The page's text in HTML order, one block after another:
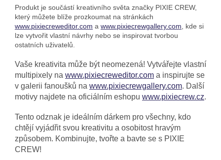
Produkt je součástí kreativního světa značky PIXIE CREW,
který můžete blíže prozkoumat na stránkách
www.pixiecreweditor.com a www.pixiecrewgallery.com , kde si
lze vytvořit vlastní návrhy nebo se inspirovat tvorbou
ostatních uživatelů.
Vaše kreativita může být neomezená! Vytvářejte vlastní
multipixely na www.pixiecreweditor.com a inspirujte se
v galerii fanoušků na www.pixiecrewgallery.com. Další
motivy najdete na oficiálním eshopu www.pixiecrew.cz.
Tento odznak je ideálním dárkem pro všechny, kdo
chtějí vyjádřit svou kreativitu a osobitost hravým
způsobem. Kombinujte, tvořte a bavte se s PIXIE
CREW!